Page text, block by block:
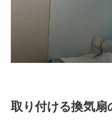
取り付ける換気扇